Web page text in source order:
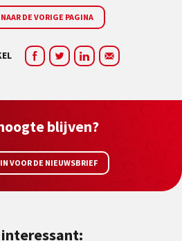
DE VORIGE PAGINA
blijven?
VOOR DE NIEUWSBRIEF
interessant: